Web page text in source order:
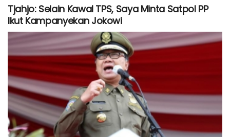
Tjahjo: Selain Kawal TPS, Saya Minta Satpol PP
Ikut Kampanyekan Jokowi